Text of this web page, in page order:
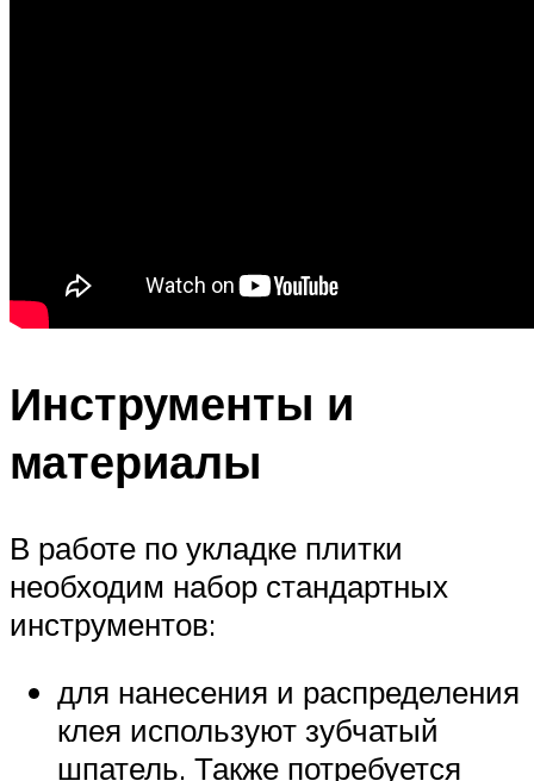
Инструменты и
материалы
В работе по укладке плитки
необходим набор стандартных
инструментов:
для нанесения и распределения
клея используют зубчатый
шпатель. Также потребуется